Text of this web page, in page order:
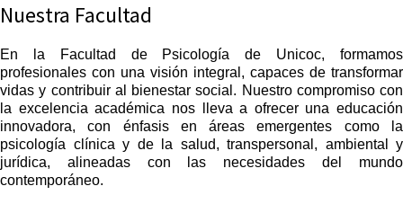
Nuestra Facultad
En la Facultad de Psicología de Unicoc, formamos
profesionales con una visión integral, capaces de transformar
vidas y contribuir al bienestar social. Nuestro compromiso con
la excelencia académica nos lleva a ofrecer una educación
innovadora, con énfasis en áreas emergentes como la
psicología clínica y de la salud, transpersonal, ambiental y
jurídica, alineadas con las necesidades del mundo
contemporáneo.